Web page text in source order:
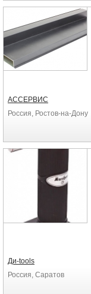
АССЕРВИС
Россия, Ростов-на-Дону
Ди-tools
Россия, Саратов